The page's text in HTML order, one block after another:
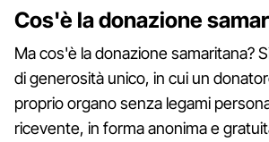
Cos'è la donazione
Ma cos'è la donazione samaritana?
di generosità unico, in cui un
proprio organo senza legami
ricevente, in forma anonima e